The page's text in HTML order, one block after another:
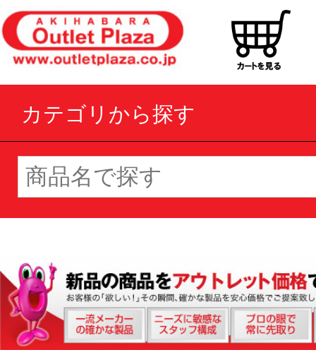
カテゴリから探す